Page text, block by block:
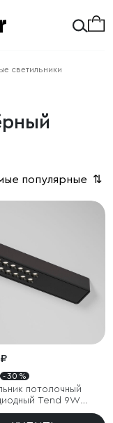
светильники
популярные ⇅
- 30 %
потолочный
Tend 9W